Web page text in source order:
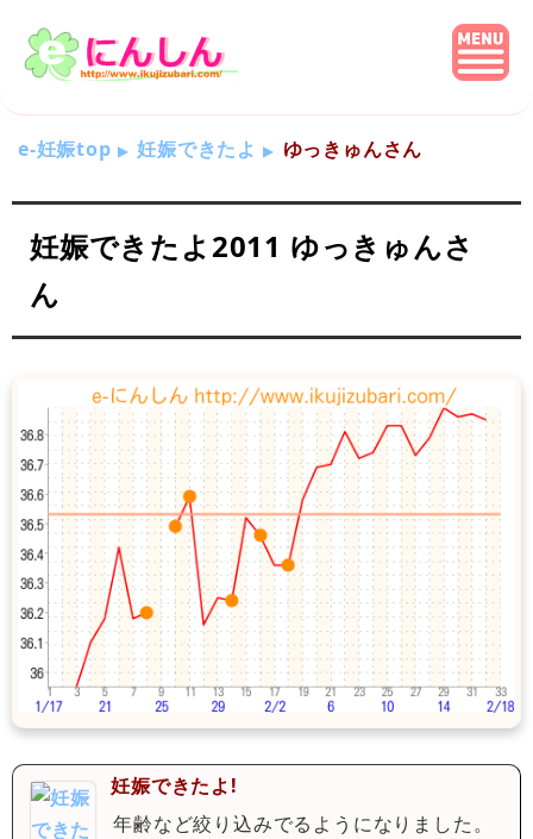
e-妊娠top 妊娠できたよ ゆっきゅんさん
妊娠できたよ2011 ゆっきゅんさ
ん
妊娠できたよ!
年齢など絞り込みでるようになりました。